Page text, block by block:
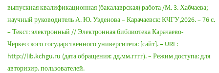
выпускная квалификационная (бакалаврская) работа /М. 3. Хабчаева;
научный руководитель А. Ю. Узденова – Карачаевск: КЧГУ,2026. – 76 с.
– Текст: электронный // Электронная библиотека Карачаево-
Черкесского государственного университета: [сайт]. – URL:
http://lib.kchgu.ru (дата обращения: дд.мм.гггг). – Режим доступа: для
авторизир. пользователей.